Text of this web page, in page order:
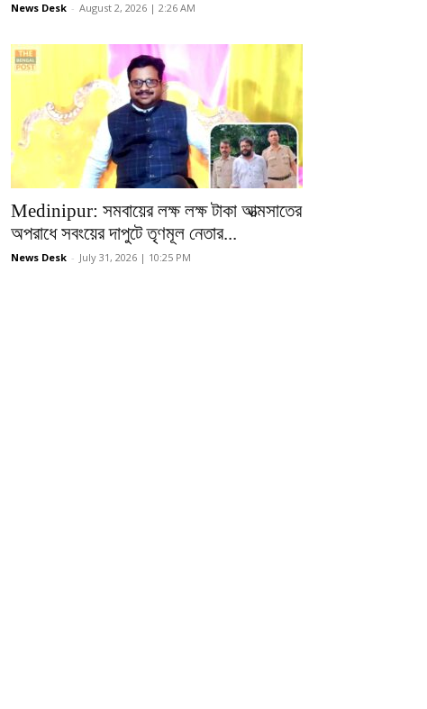
News Desk - August 2, 2026 | 2:26 AM
Medinipur: সমবায়ের লক্ষ লক্ষ টাকা আত্মসাতের
অপরাধে সবংয়ের দাপুটে তৃণমূল নেতার...
News Desk - July 31, 2026 | 10:25 PM